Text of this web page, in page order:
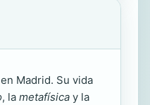
Madrid. Su vida
, la metafísica y la